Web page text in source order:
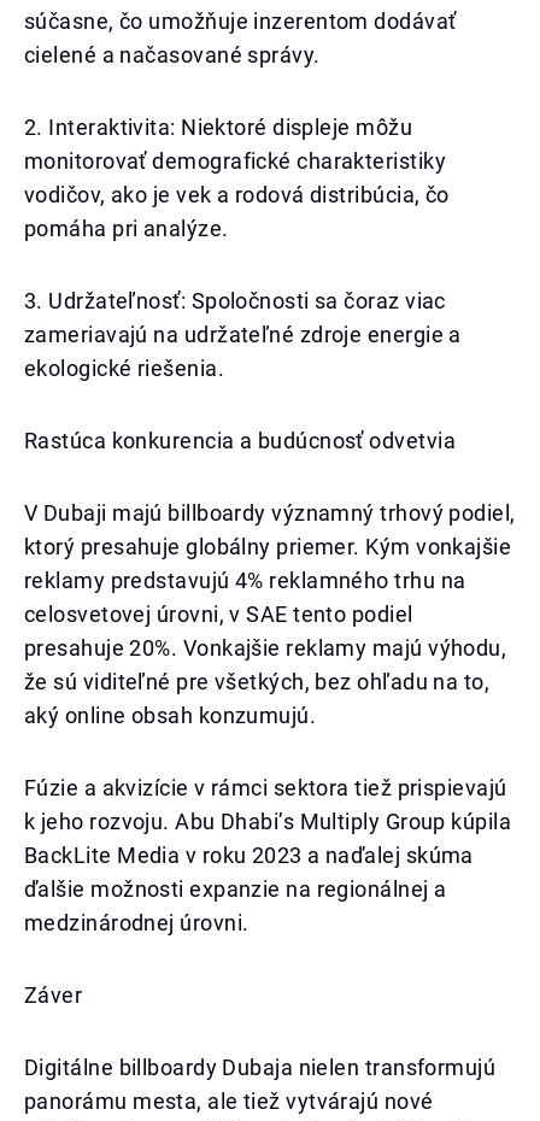
súčasne, čo umožňuje inzerentom dodávať
cielené a načasované správy.
2. Interaktivita: Niektoré displeje môžu
monitorovať demografické charakteristiky
vodičov, ako je vek a rodová distribúcia, čo
pomáha pri analýze.
3. Udržateľnosť: Spoločnosti sa čoraz viac
zameriavajú na udržateľné zdroje energie a
ekologické riešenia.
Rastúca konkurencia a budúcnosť odvetvia
V Dubaji majú billboardy významný trhový podiel,
ktorý presahuje globálny priemer. Kým vonkajšie
reklamy predstavujú 4% reklamného trhu na
celosvetovej úrovni, v SAE tento podiel
presahuje 20%. Vonkajšie reklamy majú výhodu,
že sú viditeľné pre všetkých, bez ohľadu na to,
aký online obsah konzumujú.
Fúzie a akvizície v rámci sektora tiež prispievajú
k jeho rozvoju. Abu Dhabi’s Multiply Group kúpila
BackLite Media v roku 2023 a naďalej skúma
ďalšie možnosti expanzie na regionálnej a
medzinárodnej úrovni.
Záver
Digitálne billboardy Dubaja nielen transformujú
panorámu mesta, ale tiež vytvárajú nové